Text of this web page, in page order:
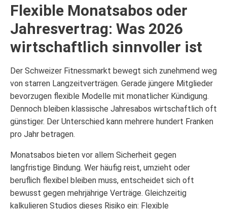
Flexible Monatsabos oder
Jahresvertrag: Was 2026
wirtschaftlich sinnvoller ist
Der Schweizer Fitnessmarkt bewegt sich zunehmend weg
von starren Langzeitverträgen. Gerade jüngere Mitglieder
bevorzugen flexible Modelle mit monatlicher Kündigung.
Dennoch bleiben klassische Jahresabos wirtschaftlich oft
günstiger. Der Unterschied kann mehrere hundert Franken
pro Jahr betragen.
Monatsabos bieten vor allem Sicherheit gegen
langfristige Bindung. Wer häufig reist, umzieht oder
beruflich flexibel bleiben muss, entscheidet sich oft
bewusst gegen mehrjährige Verträge. Gleichzeitig
kalkulieren Studios dieses Risiko ein: Flexible